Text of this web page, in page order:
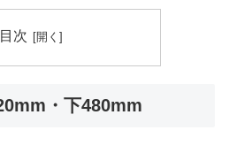
目次
・下480mm